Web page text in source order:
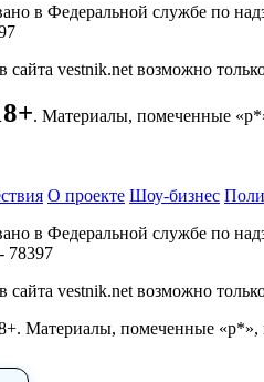
в Федеральной службе по
vestnik.net возможно
. Материалы, помеченные
О проекте Шоу-бизнес
в Федеральной службе по
78397
vestnik.net возможно
Материалы, помеченные «р*»,